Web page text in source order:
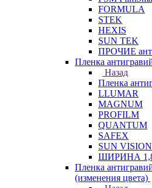
FORMULA
STEK
HEXIS
SUN TEK
ПРОЧИЕ
Пленка
Назад
Пленка
LLUMAR
MAGNUM
PROFILM
QUANTUM
SAFEX
SUN VISION
ШИРИНА
Пленка
(изменения цвета)